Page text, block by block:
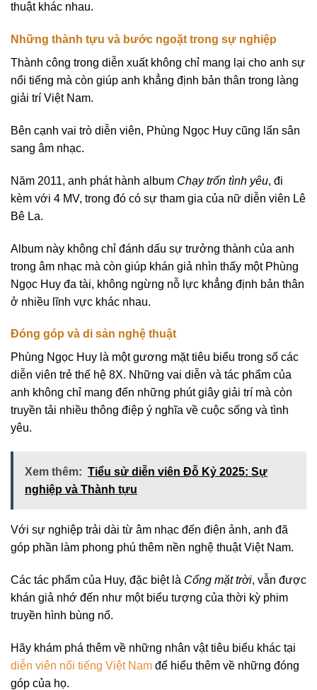
thuật khác nhau.
Những thành tựu và bước ngoặt trong sự nghiệp
Thành công trong diễn xuất không chỉ mang lại cho anh sự
nổi tiếng mà còn giúp anh khẳng định bản thân trong làng
giải trí Việt Nam.
Bên cạnh vai trò diễn viên, Phùng Ngọc Huy cũng lấn sân
sang âm nhạc.
Năm 2011, anh phát hành album Chạy trốn tình yêu, đi
kèm với 4 MV, trong đó có sự tham gia của nữ diễn viên Lê
Bê La.
Album này không chỉ đánh dấu sự trưởng thành của anh
trong âm nhạc mà còn giúp khán giả nhìn thấy một Phùng
Ngọc Huy đa tài, không ngừng nỗ lực khẳng định bản thân
ở nhiều lĩnh vực khác nhau.
Đóng góp và di sản nghệ thuật
Phùng Ngọc Huy là một gương mặt tiêu biểu trong số các
diễn viên trẻ thế hệ 8X. Những vai diễn và tác phẩm của
anh không chỉ mang đến những phút giây giải trí mà còn
truyền tải nhiều thông điệp ý nghĩa về cuộc sống và tình
yêu.
Xem thêm: Tiểu sử diễn viên Đỗ Kỷ 2025: Sự
nghiệp và Thành tựu
Với sự nghiệp trải dài từ âm nhạc đến điện ảnh, anh đã
góp phần làm phong phú thêm nền nghệ thuật Việt Nam.
Các tác phẩm của Huy, đặc biệt là Cổng mặt trời, vẫn được
khán giả nhớ đến như một biểu tượng của thời kỳ phim
truyền hình bùng nổ.
Hãy khám phá thêm về những nhân vật tiêu biểu khác tại
diễn viên nổi tiếng Việt Nam để hiểu thêm về những đóng
góp của họ.